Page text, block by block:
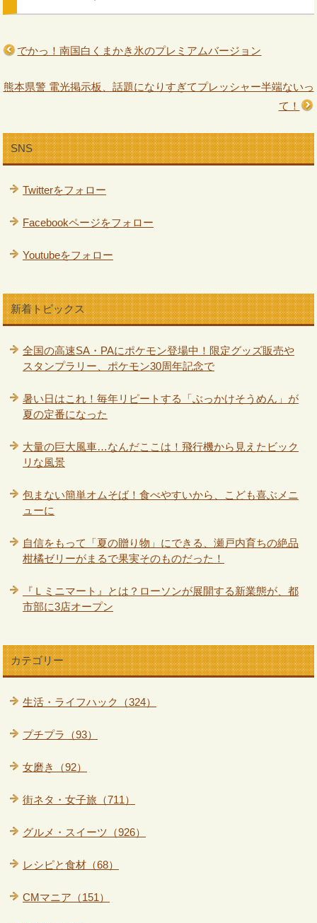
でかっ！南国白くまかき氷のプレミアムバージョン
熊本県警 電光掲示板、話題になりすぎてプレッシャー半端ないっ
て！
SNS
Twitterをフォロー
Facebookページをフォロー
Youtubeをフォロー
新着トピックス
全国の高速SA・PAにポケモン登場中！限定グッズ販売や
スタンプラリー、ポケモン30周年記念で
暑い日はこれ！毎年リピートする「ぶっかけそうめん」が
夏の定番になった
大量の巨大風車…なんだここは！飛行機から見えたビック
リな風景
包まない簡単オムそば！食べやすいから、こども喜ぶメニ
ューに
自信をもって「夏の贈り物」にできる、瀬戸内育ちの絶品
柑橘ゼリーがまるで果実そのものだった！
『Ｌミニマート』とは？ローソンが展開する新業態が、都
市部に3店オープン
カテゴリー
生活・ライフハック（324）
プチプラ（93）
女磨き（92）
街ネタ・女子旅（711）
グルメ・スイーツ（926）
レシピと食材（68）
CMマニア（151）